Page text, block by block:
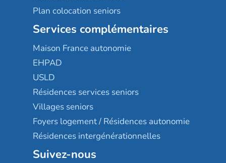
Plan colocation seniors
Services complémentaires
Maison France autonomie
EHPAD
USLD
Résidences services seniors
Villages seniors
Foyers logement / Résidences autonomie
Résidences intergénérationnelles
Suivez-nous